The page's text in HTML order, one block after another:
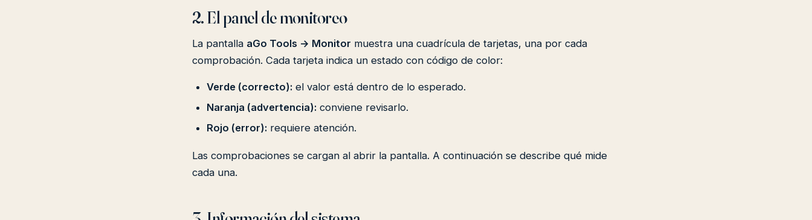
2. El panel de monitoreo
La pantalla aGo Tools → Monitor muestra una cuadrícula de tarjetas, una por cada
comprobación. Cada tarjeta indica un estado con código de color:
Verde (correcto): el valor está dentro de lo esperado.
Naranja (advertencia): conviene revisarlo.
Rojo (error): requiere atención.
Las comprobaciones se cargan al abrir la pantalla. A continuación se describe qué mide
cada una.